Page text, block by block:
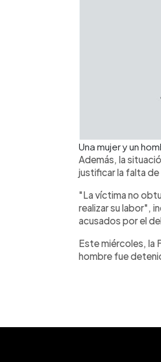
Una mujer y un
Además, la
justificar la falta
"La víctima no
realizar su labor",
acusados por el
Este miércoles, la
hombre fue